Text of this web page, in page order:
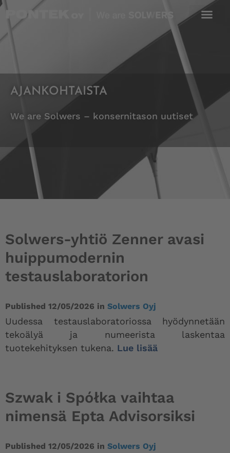
Skip
content
AJANKOHTAISTA
We are Solwers – konsernitason uutiset
Solwers-yhtiö Zenner avasi
huippumodernin
testauslaboratorion
Published 12/05/2026 in Solwers Oyj
Uudessa testauslaboratoriossa hyödynnetään
tekoälyä ja numeerista laskentaa
tuotekehityksen tukena. Lue lisää
Szwak i Spółka vaihtaa
nimensä Epta Advisorsiksi
Published 12/05/2026 in Solwers Oyj